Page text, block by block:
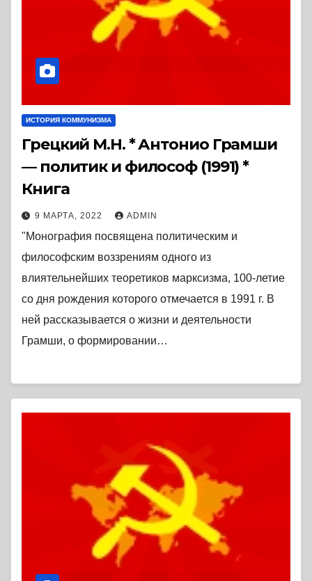
ИСТОРИЯ КОММУНИЗМА
Грецкий М.Н. * Антонио Грамши
— политик и философ (1991) *
Книга
9 МАРТА, 2022 ADMIN
"Монография посвящена политическим и
философским воззрениям одного из
влиятельнейших теоретиков марксизма, 100-летие
со дня рождения которого отмечается в 1991 г. В
ней рассказывается о жизни и деятельности
Грамши, о формировании…